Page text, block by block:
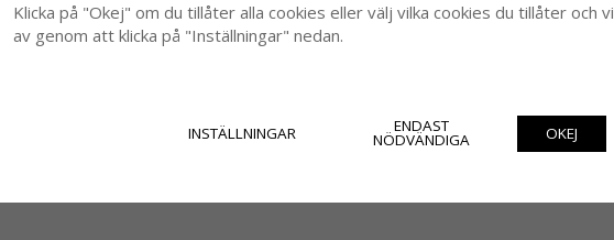
Klicka på "Okej" om du tillåter alla cookies eller välj vilka cookies du tillåter och
av genom att klicka på "Inställningar" nedan.
INSTÄLLNINGAR ENDAST
NÖDVÄNDIGA OKEJ